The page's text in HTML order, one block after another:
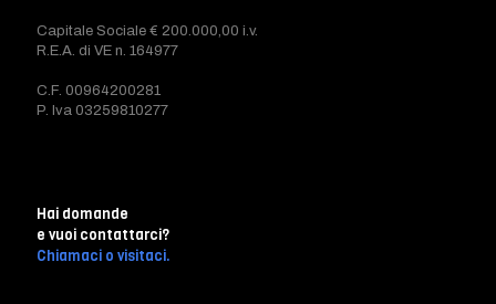
Capitale Sociale € 200.000,00 i.v.
R.E.A. di VE n. 164977
C.F. 00964200281
P. Iva 03259810277
Hai domande
e vuoi contattarci?
Chiamaci o visitaci.